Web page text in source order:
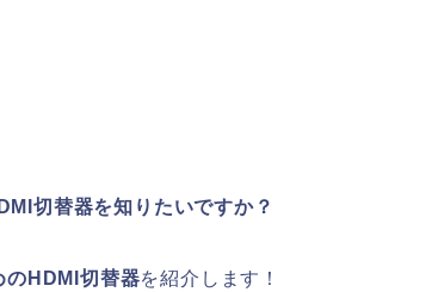
切替器を知りたいですか？
HDMI切替器を紹介します！